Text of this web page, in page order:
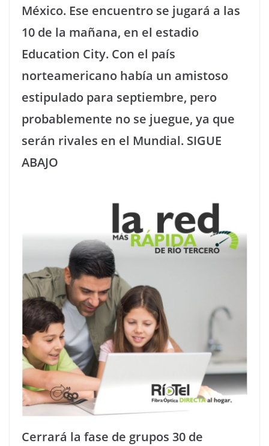
México. Ese encuentro se jugará a las
10 de la mañana, en el estadio
Education City. Con el país
norteamericano había un amistoso
estipulado para septiembre, pero
probablemente no se juegue, ya que
serán rivales en el Mundial. SIGUE
ABAJO
Cerrará la fase de grupos 30 de